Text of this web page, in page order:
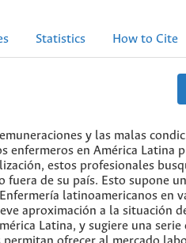
Statistics How to Cite
y las malas
enfermeros en América Latina
estos profesionales
fuera de su país. Esto supone
latinoamericanos en
aproximación a la situación
Latina, y sugiere una serie